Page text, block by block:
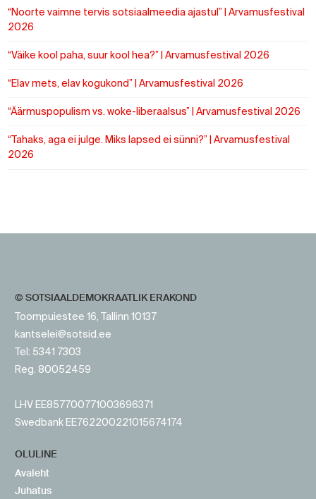
“Noorte vaimne tervis sotsiaalmeedia ajastul” | Arvamusfestival
2026
“Väike kool paha, suur kool hea?” | Arvamusfestival 2026
“Elav mets, elav kogukond” | Arvamusfestival 2026
“Äärmuspopulism vs. woke-liberaalsus” | Arvamusfestival 2026
“Tahaks, aga ei julge. Miks lapsed ei sünni?” | Arvamusfestival
2026
© SOTSIAALDEMOKRAATLIK ERAKOND
Toompuiestee 16, Tallinn 10137
kantselei@sotsid.ee
Tel: 5341 7303
Reg. 80052459
LHV EE857700771003696371
Swedbank EE762200221015674174
OLULINE
Avaleht
Juhatus